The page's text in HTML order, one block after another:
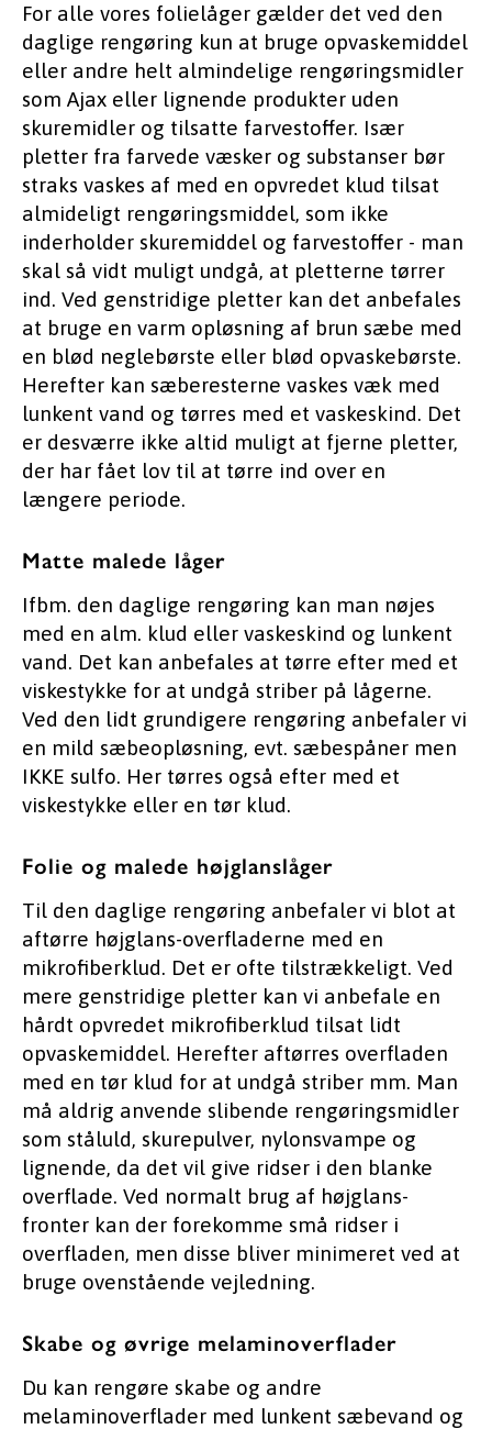
For alle vores folielåger gælder det ved den
daglige rengøring kun at bruge opvaskemiddel
eller andre helt almindelige rengøringsmidler
som Ajax eller lignende produkter uden
skuremidler og tilsatte farvestoffer. Især
pletter fra farvede væsker og substanser bør
straks vaskes af med en opvredet klud tilsat
almideligt rengøringsmiddel, som ikke
inderholder skuremiddel og farvestoffer - man
skal så vidt muligt undgå, at pletterne tørrer
ind. Ved genstridige pletter kan det anbefales
at bruge en varm opløsning af brun sæbe med
en blød neglebørste eller blød opvaskebørste.
Herefter kan sæberesterne vaskes væk med
lunkent vand og tørres med et vaskeskind. Det
er desværre ikke altid muligt at fjerne pletter,
der har fået lov til at tørre ind over en
længere periode.
Matte malede låger
Ifbm. den daglige rengøring kan man nøjes
med en alm. klud eller vaskeskind og lunkent
vand. Det kan anbefales at tørre efter med et
viskestykke for at undgå striber på lågerne.
Ved den lidt grundigere rengøring anbefaler vi
en mild sæbeopløsning, evt. sæbespåner men
IKKE sulfo. Her tørres også efter med et
viskestykke eller en tør klud.
Folie og malede højglanslåger
Til den daglige rengøring anbefaler vi blot at
aftørre højglans-overfladerne med en
mikrofiberklud. Det er ofte tilstrækkeligt. Ved
mere genstridige pletter kan vi anbefale en
hårdt opvredet mikrofiberklud tilsat lidt
opvaskemiddel. Herefter aftørres overfladen
med en tør klud for at undgå striber mm. Man
må aldrig anvende slibende rengøringsmidler
som ståluld, skurepulver, nylonsvampe og
lignende, da det vil give ridser i den blanke
overflade. Ved normalt brug af højglans-
fronter kan der forekomme små ridser i
overfladen, men disse bliver minimeret ved at
bruge ovenstående vejledning.
Skabe og øvrige melaminoverflader
Du kan rengøre skabe og andre
melaminoverflader med lunkent sæbevand og